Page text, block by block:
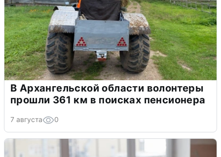
В Архангельской области волонтеры
прошли 361 км в поисках пенсионера
7 августа 0